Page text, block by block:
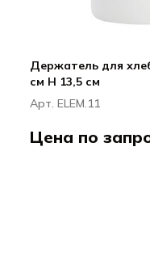
Держатель для
см H 13,5 см
Арт. ELEM.11
Цена по